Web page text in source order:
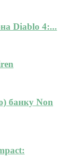
Diablo 4:...
банку Non